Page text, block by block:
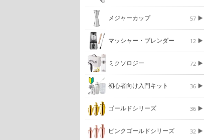
メジャーカップ 57
マッシャー・ブレンダー 12
ミクソロジー 72
初心者向け入門キット 36
ゴールドシリーズ 36
ピンクゴールドシリーズ 32